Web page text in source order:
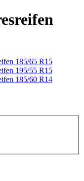
185/65 R15
195/55 R15
185/60 R14